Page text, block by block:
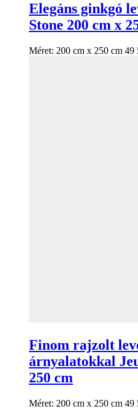
Elegáns ginkgó
Stone 200 cm x
Méret: 200 cm x 250 cm 49
Finom rajzolt
árnyalatokkal
250 cm
Méret: 200 cm x 250 cm 49